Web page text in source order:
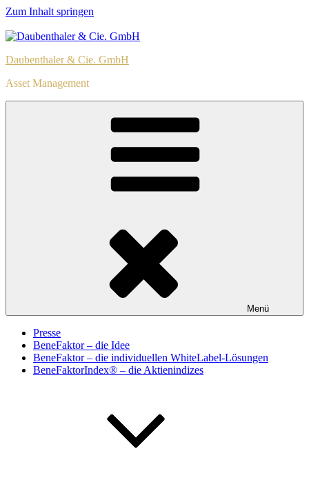
Zum Inhalt springen
Daubenthaler & Cie. GmbH
Asset Management
Menü
Presse
BeneFaktor – die Idee
BeneFaktor – die individuellen WhiteLabel-Lösungen
BeneFaktorIndex® – die Aktienindizes